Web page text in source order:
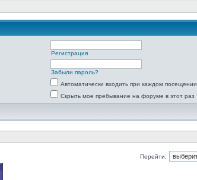
Регистрация
Забыли пароль?
Автоматически входить при каждом посещении
Скрыть мое пребывание на форуме в этот раз
Перейти: